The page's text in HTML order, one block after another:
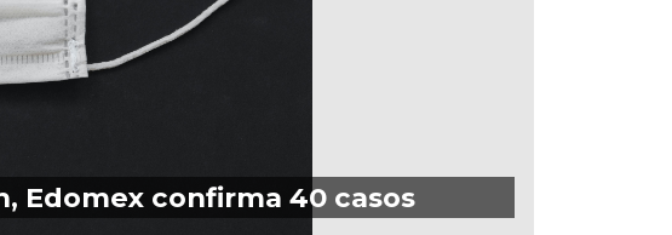
Edomex confirma 40 casos